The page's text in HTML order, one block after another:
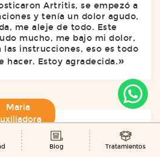
Artritis, se empezó a
y tenía un dolor agudo,
me aleje de todo. Este
mucho, me bajo mi dolor,
las instrucciones, eso es todo
hacer. Estoy agradecida.
Maria
Blog Tratamientos